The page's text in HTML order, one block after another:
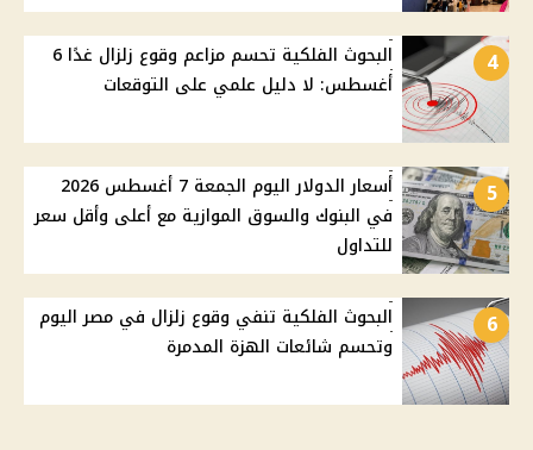
4
البحوث الفلكية تحسم مزاعم وقوع زلزال غدًا 6
أغسطس: لا دليل علمي على التوقعات
5
أسعار الدولار اليوم الجمعة 7 أغسطس 2026
في البنوك والسوق الموازية مع أعلى وأقل سعر
للتداول
6
البحوث الفلكية تنفي وقوع زلزال في مصر اليوم
وتحسم شائعات الهزة المدمرة